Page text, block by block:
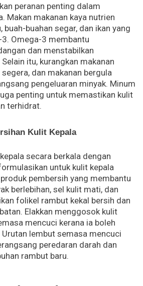
peranan penting dalam
Makan makanan kaya nutrien
buahan segar, dan ikan yang
Omega-3 membantu
dan menstabilkan
itu, kurangkan makanan
dan makanan bergula
pengeluaran minyak. Minum
penting untuk memastikan kulit
terhidrat.
Kulit Kepala
secara berkala dengan
untuk kulit kepala
pembersih yang membantu
berlebihan, sel kulit mati, dan
folikel rambut kekal bersih dan
Elakkan menggosok kulit
mencuci kerana ia boleh
lembut semasa mencuci
peredaran darah dan
rambut baru.